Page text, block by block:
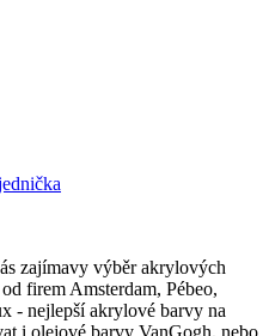
zajímavy výběr akrylových
firem Amsterdam, Pébeo,
- nejlepší akrylové barvy na
i olejové barvy VanGogh, nebo